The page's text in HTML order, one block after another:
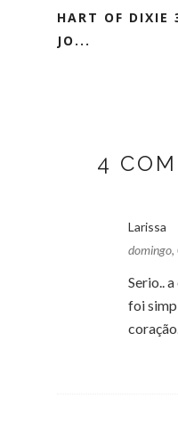
HART OF DIXIE
JO...
4
Larissa
Serio..
foi